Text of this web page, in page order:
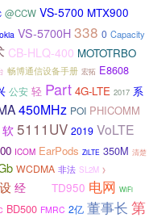
@CCW VS-5700 MTX900
VS-5700H 338 0 Capacity
CB-HLQ-400 MOTOTRBO
畅博通信设备手册 宏拓 E8608
公安 轻 Part 4G-LTE 2017 系
450MHz POI PHICOMM
软 5111UV 2019 VoLTE
ICOM EarPods ZiLTE 350M 清楚
WCDMA 非法 SL2M 》
经 TD950 电网 WiFi
BD500 FMRC 2亿 董事长 第